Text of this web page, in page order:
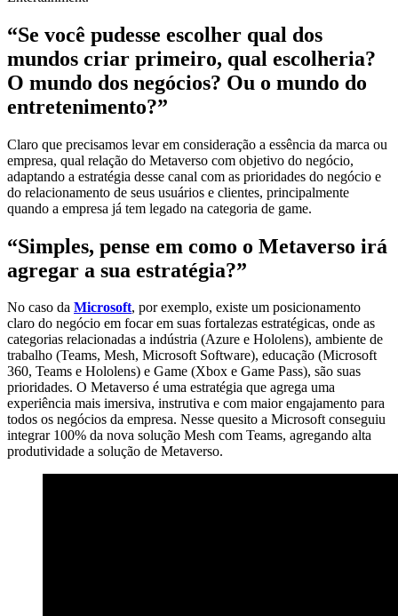
“Se você pudesse escolher qual dos
mundos criar primeiro, qual escolheria?
O mundo dos negócios? Ou o mundo do
entretenimento?”
Claro que precisamos levar em consideração a essência da marca ou
empresa, qual relação do Metaverso com objetivo do negócio,
adaptando a estratégia desse canal com as prioridades do negócio e
do relacionamento de seus usuários e clientes, principalmente
quando a empresa já tem legado na categoria de game.
“Simples, pense em como o Metaverso irá
agregar a sua estratégia?”
No caso da Microsoft, por exemplo, existe um posicionamento
claro do negócio em focar em suas fortalezas estratégicas, onde as
categorias relacionadas a indústria (Azure e Hololens), ambiente de
trabalho (Teams, Mesh, Microsoft Software), educação (Microsoft
360, Teams e Hololens) e Game (Xbox e Game Pass), são suas
prioridades. O Metaverso é uma estratégia que agrega uma
experiência mais imersiva, instrutiva e com maior engajamento para
todos os negócios da empresa. Nesse quesito a Microsoft conseguiu
integrar 100% da nova solução Mesh com Teams, agregando alta
produtividade a solução de Metaverso.